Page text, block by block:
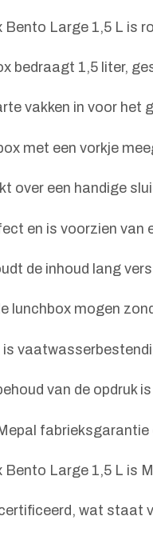
Bento Large 1,5 L is
bedraagt 1,5 liter,
vakken in voor het
met een vorkje
over een handige
en is voorzien van
de inhoud lang
lunchbox mogen
is
van de opdruk
fabrieksgarantie
Bento Large 1,5 L is
wat staat